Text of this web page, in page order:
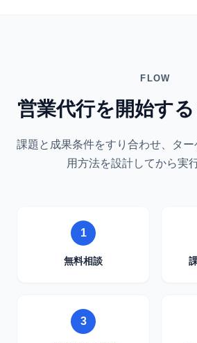
FLOW
営業代行を開始す
課題と成果条件をすり合わせ、タ
用方法を設計してから実
1
無料相談
3